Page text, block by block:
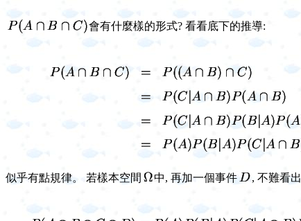
會有什麼樣的形式? 看看底下的推導:
似乎有點規律。 若樣本空間 中, 再加一個事件 , 不難看出